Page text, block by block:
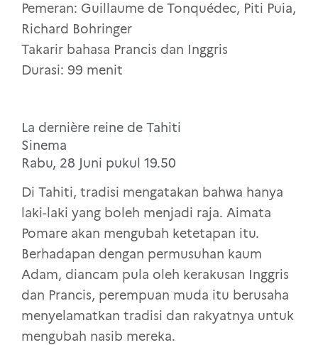
Pemeran: Guillaume de Tonquédec, Piti Puia,
Richard Bohringer
Takarir bahasa Prancis dan Inggris
Durasi: 99 menit
La dernière reine de Tahiti
Sinema
Rabu, 28 Juni pukul 19.50
Di Tahiti, tradisi mengatakan bahwa hanya
laki-laki yang boleh menjadi raja. Aimata
Pomare akan mengubah ketetapan itu.
Berhadapan dengan permusuhan kaum
Adam, diancam pula oleh kerakusan Inggris
dan Prancis, perempuan muda itu berusaha
menyelamatkan tradisi dan rakyatnya untuk
mengubah nasib mereka.